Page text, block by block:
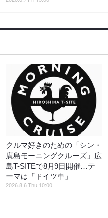
クルマ好きのための「シン・
廣島モーニングクルーズ」広
島T-SITEで8月9日開催…テ
ーマは「ドイツ車」
2026.8.6 Thu 10:00